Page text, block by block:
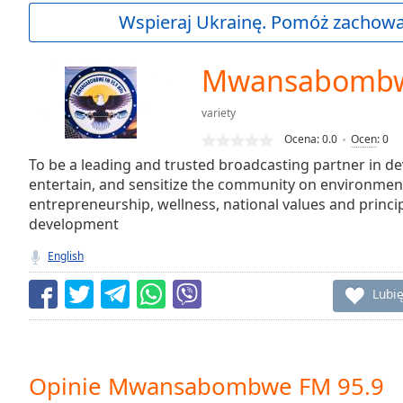
Current
-:-
TypeLIVE
Seek to
live,
currently
behind
Remaining
Time-
Wspieraj Ukrainę. Pomóż
variety
Ocena:0.0 Ocen:0
To be a leading and trusted broadcasting partner in
entertain, and sensitize the community on
entrepreneurship, wellness, national values and
development
English
Opinie Mwansabombwe FM 95.9